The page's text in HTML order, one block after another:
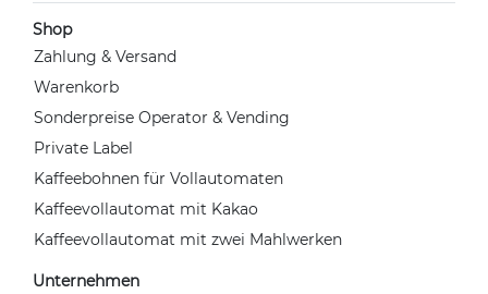
Shop
Zahlung & Versand
Warenkorb
Sonderpreise Operator & Vending
Private Label
Kaffeebohnen für Vollautomaten
Kaffeevollautomat mit Kakao
Kaffeevollautomat mit zwei Mahlwerken
Unternehmen